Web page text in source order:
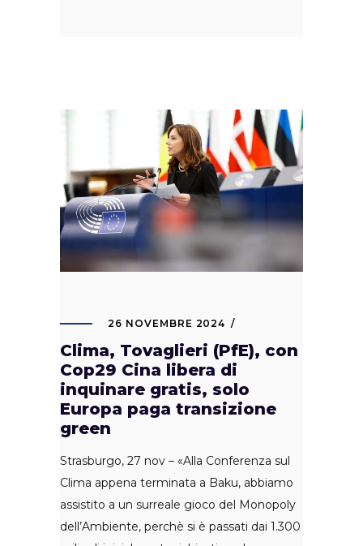
26 NOVEMBRE 2024
Clima, Tovaglieri (PfE), con
Cop29 Cina libera di
inquinare gratis, solo
Europa paga transizione
green
Strasburgo, 27 nov – «Alla Conferenza sul
Clima appena terminata a Baku, abbiamo
assistito a un surreale gioco del Monopoly
dell’Ambiente, perchè si è passati dai 1.300